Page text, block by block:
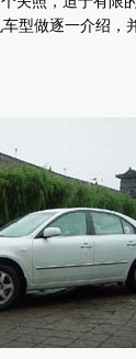
型做逐一介绍，